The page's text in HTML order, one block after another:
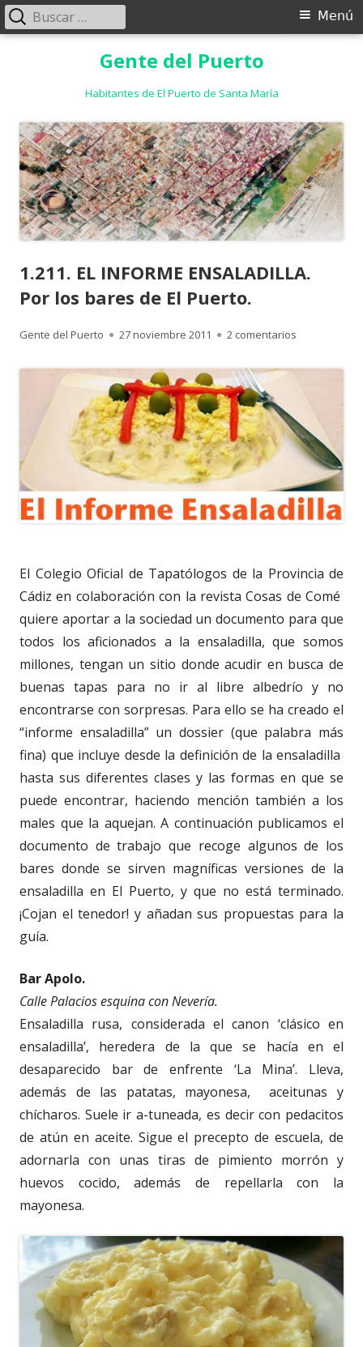
Gente del Puerto
Habitantes de El Puerto de Santa María
Menú
Menú
Buscar:
1.211. EL INFORME ENSALADILLA.
Por los bares de El Puerto.
Autor
Gente del Puerto
Publicado
27 noviembre 2011 2 comentarios
El Colegio Oficial de Tapatólogos de la Provincia de
Cádiz en colaboración con la revista Cosas de Comé
quiere aportar a la sociedad un documento para que
todos los aficionados a la ensaladilla, que somos
millones, tengan un sitio donde acudir en busca de
buenas tapas para no ir al libre albedrío y no
encontrarse con sorpresas. Para ello se ha creado el
“informe ensaladilla” un dossier (que palabra más
fina) que incluye desde la definición de la ensaladilla
hasta sus diferentes clases y las formas en que se
puede encontrar, haciendo mención también a los
males que la aquejan. A continuación publicamos el
documento de trabajo que recoge algunos de los
bares donde se sirven magníficas versiones de la
ensaladilla en El Puerto, y que no está terminado.
¡Cojan el tenedor! y añadan sus propuestas para la
guía.
Bar Apolo.
Calle Palacios esquina con Nevería.
Ensaladilla rusa, considerada el canon ‘clásico en
ensaladilla’, heredera de la que se hacía en el
desaparecido bar de enfrente ‘La Mina’. Lleva,
además de las patatas, mayonesa, aceitunas y
chícharos. Suele ir a-tuneada, es decir con pedacitos
de atún en aceite. Sigue el precepto de escuela, de
adornarla con unas tiras de pimiento morrón y
huevos cocido, además de repellarla con la
mayonesa.